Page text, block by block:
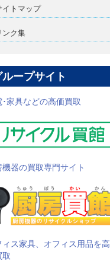
イトマップ
ンク集
ループサイト
･家具などの高価買取
機器の買取専門サイト
ィス家具、オフィス用品を高
取